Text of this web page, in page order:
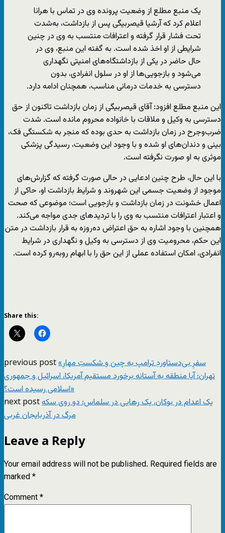
یک منبع مطلع از وضعیت پرونده وی در تماس با هرانا
اعلام کرد که آرشیا قیصربیگی پس از بازداشت، به‌شدت
تحت فشار قرار گرفته و اعترافات منتسب به وی در چنین
شرایطی از او اخذ شده است. به گفته این منبع، وی در
حال حاضر در یکی از بازداشتگاه‌های امنیتی نگهداری
می‌شود و بازجویی‌ها از او در سلول انفرادی، بدون
دسترسی به خدمات درمانی مناسب، همچنان ادامه دارد.
این منبع مطلع افزود: آقای قیصربیگی از زمان بازداشت تاکنون از حق
دسترسی به وکیل و ملاقات با خانواده محروم مانده است. شدت
ضرب‌وجرح در زمان بازداشت به حدی بوده که منجر به شکستگی فک،
بینی و دندان‌های او شده و با وجود این وضعیت، رسیدگی پزشکی
موثری به او صورت نگرفته است.
با این حال، طرح چنین ادعایی در حالی صورت گرفته که گزارش‌های
موجود از وضعیت جسمی این شهروند و شرایط بازداشت او، حاکی از
اعمال خشونت در زمان بازداشت و بازجویی است؛ موضوعی که صحت
و اعتبار اعترافات منتسب به وی را با تردیدهای جدی مواجه می‌کند.
همچنین با وجود اشاره به حق اعتراض ده‌روزه به قرار بازداشت در متن
این حکم، محرومیت وی از دسترسی به وکیل و نگهداری در شرایط
انفرادی، امکان استفاده عملی از این حق را با ابهام روبه‌رو کرده است.
Share this:
previous post«سفرِ بی‌دستاوردِ ترامپ به چین و شکستِ مهارِ
تهران؛ آیا منطقه به آستانه برخورد مستقیم آمریکا، اسرائیل و جمهوری
اسلامی رسیده است؟»
next postیک اعدام در بوکان، یک رهایی در سلماس؛ دو روی سکه
مرگ در آذربایجان غربی
Leave a Reply
Your email address will not be published. Required fields are
marked*
Comment*